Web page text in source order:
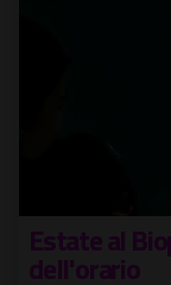
Estate al
dell'orario